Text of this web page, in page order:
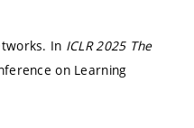
In ICLR 2025 The
on Learning